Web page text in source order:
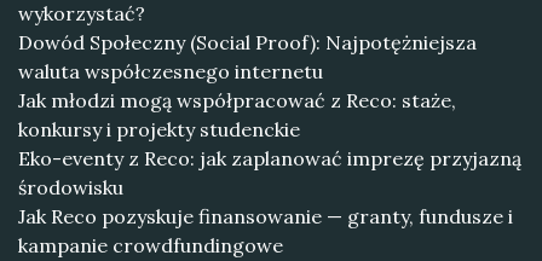
wykorzystać?
Dowód Społeczny (Social Proof): Najpotężniejsza
waluta współczesnego internetu
Jak młodzi mogą współpracować z Reco: staże,
konkursy i projekty studenckie
Eko-eventy z Reco: jak zaplanować imprezę przyjazną
środowisku
Jak Reco pozyskuje finansowanie — granty, fundusze i
kampanie crowdfundingowe